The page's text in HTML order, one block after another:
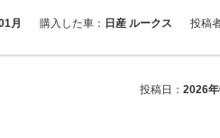
月 購入した車： 日産 ルークス 投稿
投稿日： 2026